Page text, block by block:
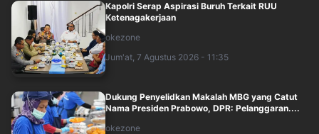
Kapolri Serap Aspirasi Buruh Terkait RUU
Ketenagakerjaan
okezone
Jum'at, 7 Agustus 2026 - 11:35
Dukung Penyelidkan Makalah MBG yang Catut
Nama Presiden Prabowo, DPR: Pelanggaran....
okezone